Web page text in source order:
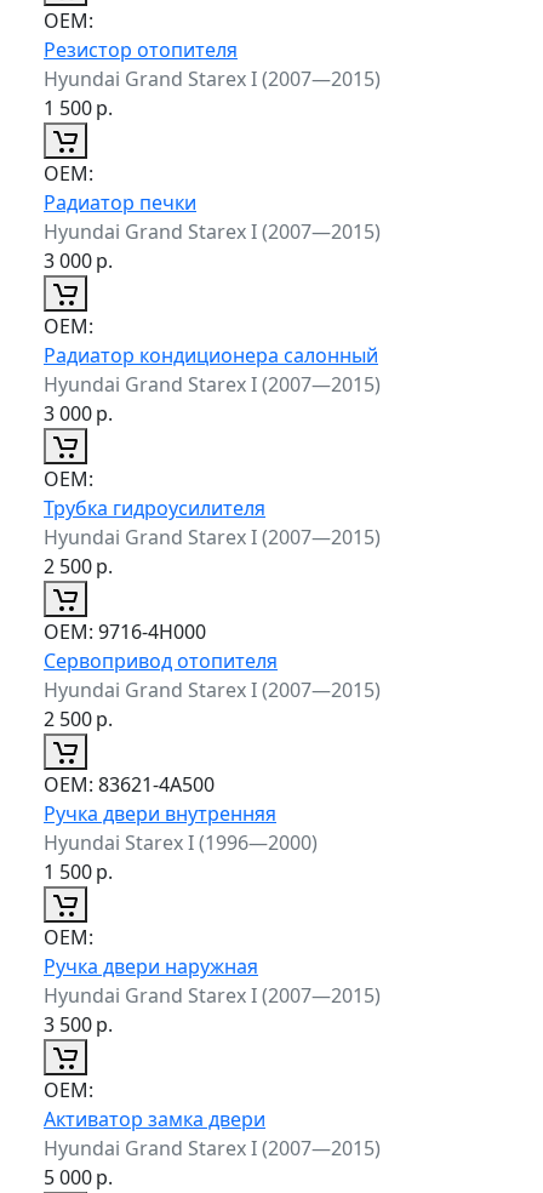
ОЕМ:
Резистор отопителя
Hyundai Grand Starex I (2007—2015)
1 500р.
ОЕМ:
Радиатор печки
Hyundai Grand Starex I (2007—2015)
3 000р.
ОЕМ:
Радиатор кондиционера салонный
Hyundai Grand Starex I (2007—2015)
3 000р.
ОЕМ:
Трубка гидроусилителя
Hyundai Grand Starex I (2007—2015)
2 500р.
ОЕМ: 9716-4H000
Сервопривод отопителя
Hyundai Grand Starex I (2007—2015)
2 500р.
ОЕМ: 83621-4A500
Ручка двери внутренняя
Hyundai Starex I (1996—2000)
1 500р.
ОЕМ:
Ручка двери наружная
Hyundai Grand Starex I (2007—2015)
3 500р.
ОЕМ:
Активатор замка двери
Hyundai Grand Starex I (2007—2015)
5 000р.